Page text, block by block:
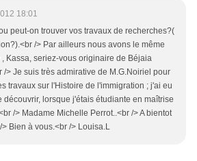
18:01
peut-on trouver vos travaux de recherches?(
/> Par ailleurs nous avons le même
Kassa, seriez-vous originaire de Béjaia
/> Je suis très admirative de M.G.Noiriel pour
travaux sur l'Histoire de l'immigration ; j'ai eu
découvrir, lorsque j'étais étudiante en maîtrise
/> Madame Michelle Perrot..<br /> A bientot
Bien à vous.<br /> Louisa.L